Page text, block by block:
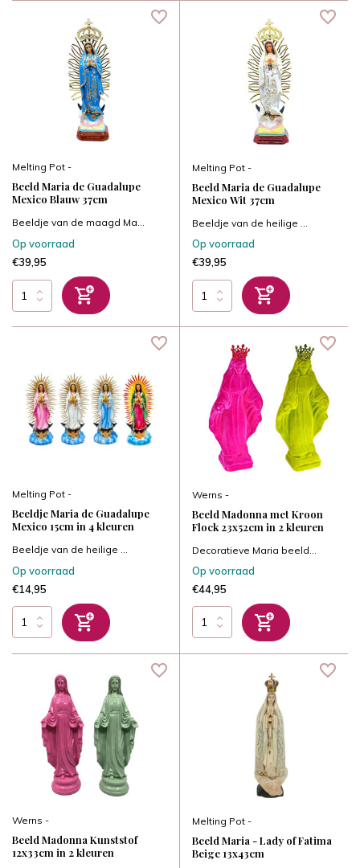
Melting Pot -
Beeld Maria de Guadalupe
Mexico Blauw 37cm
Beeldje van de maagd Ma...
Op voorraad
€39,95
Melting Pot -
Beeld Maria de Guadalupe
Mexico Wit 37cm
Beeldje van de heilige ...
Op voorraad
€39,95
Melting Pot -
Beeldje Maria de Guadalupe
Mexico 15cm in 4 kleuren
Beeldje van de heilige ...
Op voorraad
€14,95
Werns -
Beeld Madonna met Kroon
Flock 23x52cm in 2 kleuren
Decoratieve Maria beeld...
Op voorraad
€44,95
Werns -
Beeld Madonna Kunststof
12x33cm in 2 kleuren
Melting Pot -
Beeld Maria - Lady of Fatima
Beige 13x43cm